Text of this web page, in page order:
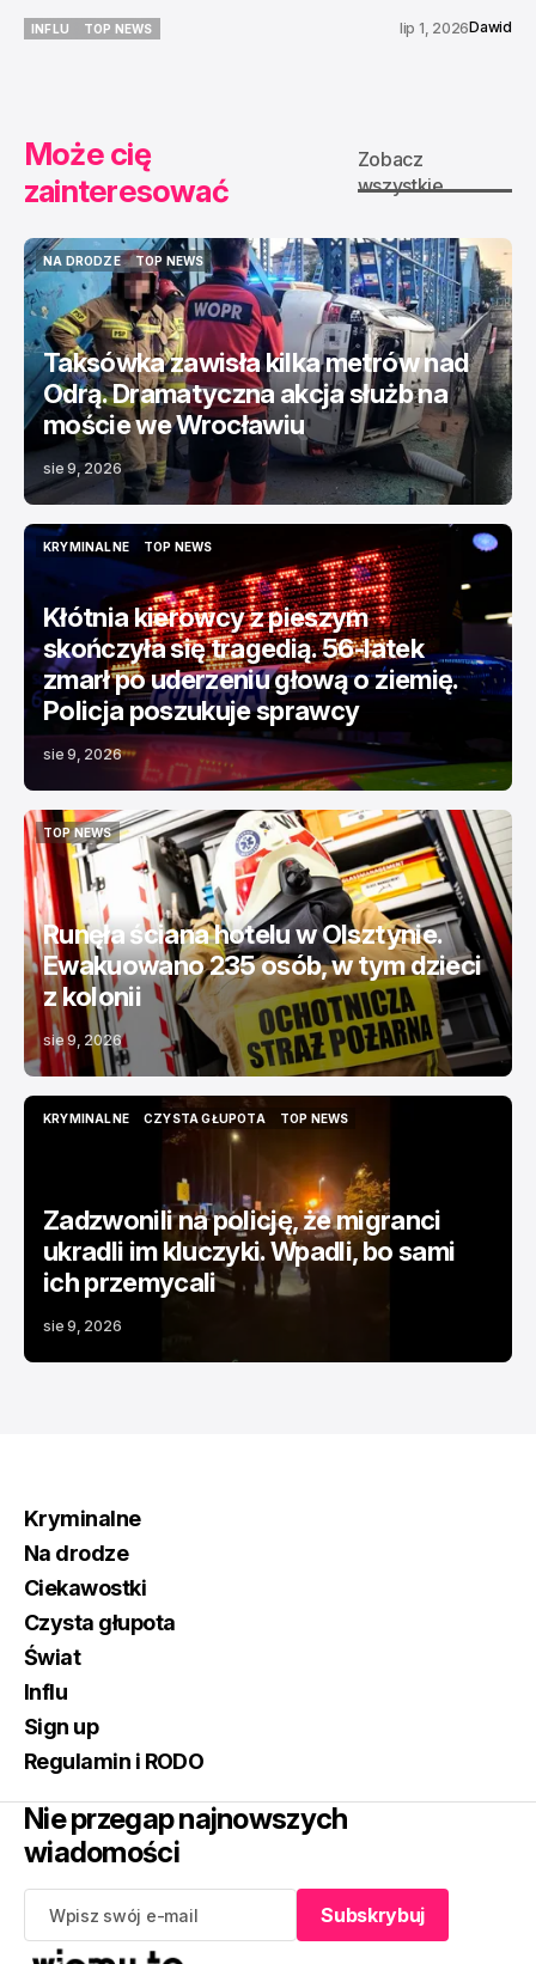
INFLU
TOP NEWS
lip 1, 2026Dawid
Może cię
zainteresować
Zobacz
wszystkie
NA DRODZE
NA DRODZE
TOP NEWS
TOP NEWS
Taksówka zawisła kilka metrów nad
Odrą. Dramatyczna akcja służb na
moście we Wrocławiu
sie 9, 2026
KRYMINALNE
KRYMINALNE
TOP NEWS
TOP NEWS
Kłótnia kierowcy z pieszym
skończyła się tragedią. 56-latek
zmarł po uderzeniu głową o ziemię.
Policja poszukuje sprawcy
sie 9, 2026
TOP NEWS
TOP NEWS
Runęła ściana hotelu w Olsztynie.
Ewakuowano 235 osób, w tym dzieci
z kolonii
sie 9, 2026
KRYMINALNE
CZYSTA GŁUPOTA
CZYSTA GŁUPOTA
TOP NEWS
Zadzwonili na policję, że migranci
ukradli im kluczyki. Wpadli, bo sami
ich przemycali
sie 9, 2026
Kryminalne
Na drodze
Ciekawostki
Czysta głupota
Świat
Influ
Sign up
Regulamin i RODO
Nie przegap najnowszych
wiadomości
Subskrybuj
Subskrybuj